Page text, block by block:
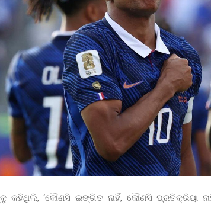
କହିଥିଲି, ‘କୌଣସି ଇଙ୍ଗିତ ନାହିଁ, କୌଣସି ପ୍ରତିକ୍ରିୟା